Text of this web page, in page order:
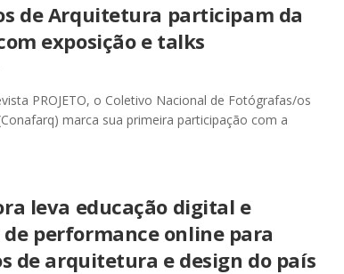
de Arquitetura participam da
exposição e talks
PROJETO, o Coletivo Nacional de Fotógrafas/os
marca sua primeira participação com a
leva educação digital e
performance online para
de arquitetura e design do país